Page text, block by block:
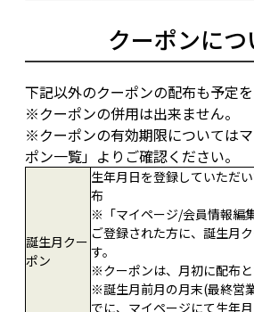
クーポンにつ
下記以外のクーポンの配布も予定を
※クーポンの併用は出来ません。
※クーポンの有効期限については
ポン一覧」よりご確認ください。
誕生月クー
ポン
生年月日を登録していただ
布
※「マイページ/会員情報編
ご登録された方に、誕生月
す。
※クーポンは、月初に配布と
※誕生月前月の月末(最終営
でに、マイページにて生年